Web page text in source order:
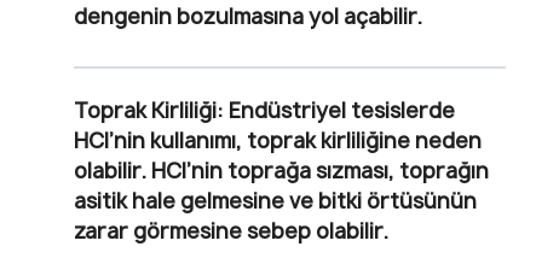
dengenin bozulmasına yol açabilir.
Toprak Kirliliği: Endüstriyel tesislerde
HCl’nin kullanımı, toprak kirliliğine neden
olabilir. HCl’nin toprağa sızması, toprağın
asitik hale gelmesine ve bitki örtüsünün
zarar görmesine sebep olabilir.